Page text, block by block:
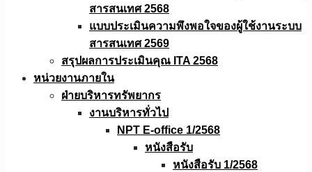
สารสนเทศ 2568
แบบประเมินความพึงพอใจของผู้ใช้งานระบบ
สารสนเทศ 2569
สรุปผลการประเมินคุณ ITA 2568
หน่วยงานภายใน
ฝ่ายบริหารทรัพยากร
งานบริหารทั่วไป
NPT E-office 1/2568
หนังสือรับ
หนังสือรับ 1/2568